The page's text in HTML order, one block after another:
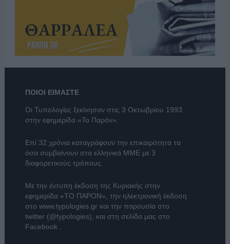
ΠΟΙΟΙ ΕΙΜΑΣΤΕ
Οι Τυπολογίες ξεκίνησαν στις 3 Οκτωβρίου 1993
στην εφημερίδα «Το Παρόν».
Επί 32 χρόνια καταγράφουν την επικαιρότητα τα
όσα συμβαίνουν στα ελληνικά ΜΜΕ με 3
διαφορετικούς τρόπους.
Με την έντυπη έκδοση της Κυριακής στην
εφημερίδα «ΤΟ ΠΑΡΟΝ» , την ηλεκτρονική έκδοση
στο www.typologies.grκαι την παρουσία στο
twitter (@typologies) , και στη σελίδα μας στο
Facebook